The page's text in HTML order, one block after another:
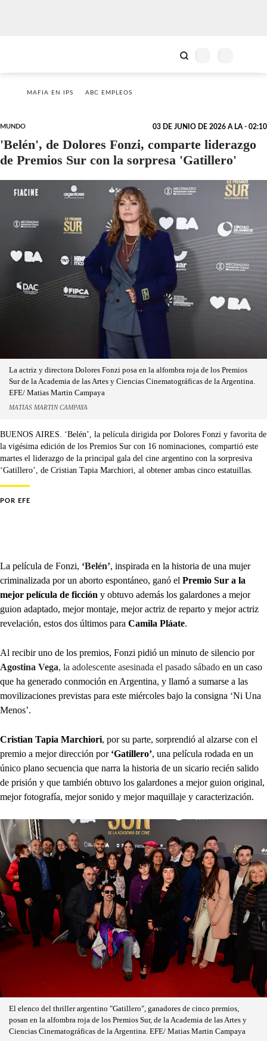
MAFIA EN IPS ABC EMPLEOS
MUNDO 03 DE JUNIO DE 2026 A LA - 02:10
'Belén', de Dolores Fonzi, comparte liderazgo
de Premios Sur con la sorpresa 'Gatillero'
La actriz y directora Dolores Fonzi posa en la alfombra roja de los Premios
Sur de la Academia de las Artes y Ciencias Cinematográficas de la Argentina.
EFE/ Matias Martin Campaya
MATIAS MARTIN CAMPAYA
BUENOS AIRES. ‘Belén’, la película dirigida por Dolores Fonzi y favorita de
la vigésima edición de los Premios Sur con 16 nominaciones, compartió este
martes el liderazgo de la principal gala del cine argentino con la sorpresiva
‘Gatillero’, de Cristian Tapia Marchiori, al obtener ambas cinco estatuillas.
POR EFE
La película de Fonzi, ‘Belén’, inspirada en la historia de una mujer
criminalizada por un aborto espontáneo, ganó el Premio Sur a la
mejor película de ficción y obtuvo además los galardones a mejor
guion adaptado, mejor montaje, mejor actriz de reparto y mejor actriz
revelación, estos dos últimos para Camila Pláate.
Al recibir uno de los premios, Fonzi pidió un minuto de silencio por
Agostina Vega, la adolescente asesinada el pasado sábado en un caso
que ha generado conmoción en Argentina, y llamó a sumarse a las
movilizaciones previstas para este miércoles bajo la consigna ‘Ni Una
Menos’.
Cristian Tapia Marchiori, por su parte, sorprendió al alzarse con el
premio a mejor dirección por ‘Gatillero’, una película rodada en un
único plano secuencia que narra la historia de un sicario recién salido
de prisión y que también obtuvo los galardones a mejor guion original,
mejor fotografía, mejor sonido y mejor maquillaje y caracterización.
El elenco del thriller argentino "Gatillero", ganadores de cinco premios,
posan en la alfombra roja de los Premios Sur, de la Academia de las Artes y
Ciencias Cinematográficas de la Argentina. EFE/ Matias Martin Campaya